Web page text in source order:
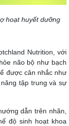
hoạt huyết dưỡng
Nutrition, với
não bộ như bạch
được cân nhắc như
tập trung và sự
dẫn trên nhãn,
độ sinh hoạt khoa